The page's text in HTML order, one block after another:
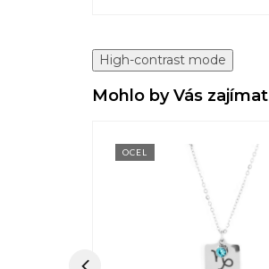
High-contrast mode
Mohlo by Vás zajímat
OCEL